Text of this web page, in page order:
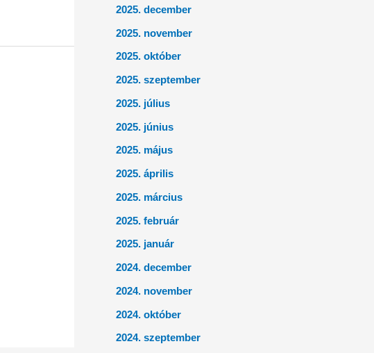
2025. december
2025. november
2025. október
2025. szeptember
2025. július
2025. június
2025. május
2025. április
2025. március
2025. február
2025. január
2024. december
2024. november
2024. október
2024. szeptember